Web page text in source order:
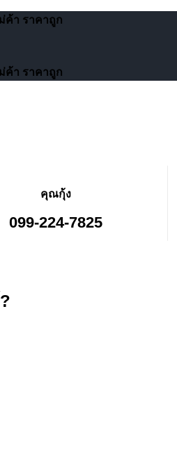
ค้า ราคาถูก
ค้า ราคาถูก
คุณกุ้ง
099-224-7825